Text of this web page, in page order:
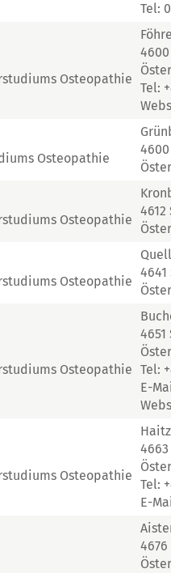
Tel:
Osteopathie
Tel:
Osteopathie
Osteopathie
4612
Osteopathie
Osteopathie
4651
Tel:
E-
Osteopathie
Tel:
E-